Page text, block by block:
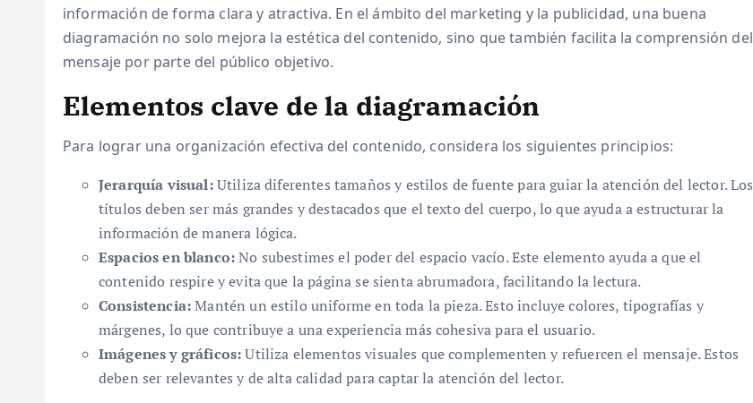
información de forma clara y atractiva. En el ámbito del marketing y la publicidad, una buena
diagramación no solo mejora la estética del contenido, sino que también facilita la comprensión del
mensaje por parte del público objetivo.
Elementos clave de la diagramación
Para lograr una organización efectiva del contenido, considera los siguientes principios:
Jerarquía visual:Utiliza diferentes tamaños y estilos de fuente para guiar la atención del lector. Los
títulos deben ser más grandes y destacados que el texto del cuerpo, lo que ayuda a estructurar la
información de manera lógica.
Espacios en blanco:No subestimes el poder del espacio vacío. Este elemento ayuda a que el
contenido respire y evita que la página se sienta abrumadora, facilitando la lectura.
Consistencia:Mantén un estilo uniforme en toda la pieza. Esto incluye colores, tipografías y
márgenes, lo que contribuye a una experiencia más cohesiva para el usuario.
Imágenes y gráficos:Utiliza elementos visuales que complementen y refuercen el mensaje. Estos
deben ser relevantes y de alta calidad para captar la atención del lector.